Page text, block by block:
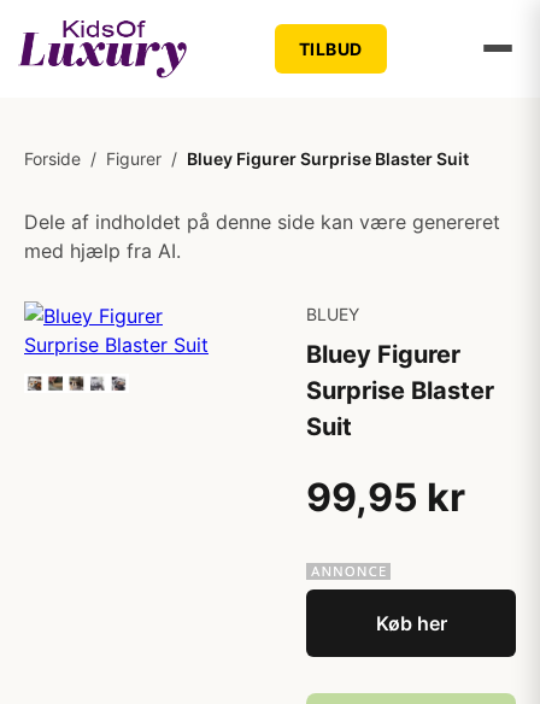
TILBUD
Forside / Figurer / Bluey Figurer Surprise Blaster Suit
Dele af indholdet på denne side kan være genereret
med hjælp fra AI.
BLUEY
Bluey Figurer
Surprise Blaster
Suit
99,95 kr
Køb her